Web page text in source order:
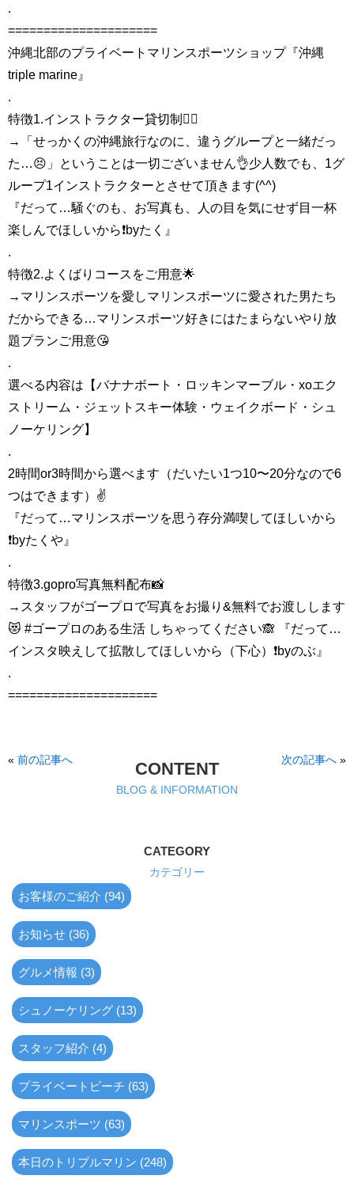
.
=====================
沖縄北部のプライベートマリンスポーツショップ『沖縄
triple marine』
.
特徴1.インストラクター貸切制🏄‍♀️
→「せっかくの沖縄旅行なのに、違うグループと一緒だっ
た…😣」ということは一切ございません👌少人数でも、1グ
ループ1インストラクターとさせて頂きます(^^)
『だって…騒ぐのも、お写真も、人の目を気にせず目一杯
楽しんでほしいから❗️byたく』
.
特徴2.よくばりコースをご用意🌟
→マリンスポーツを愛しマリンスポーツに愛された男たち
だからできる…マリンスポーツ好きにはたまらないやり放
題プランご用意😘
.
選べる内容は【バナナボート・ロッキンマーブル・xoエク
ストリーム・ジェットスキー体験・ウェイクボード・シュ
ノーケリング】
.
2時間or3時間から選べます（だいたい1つ10〜20分なので6
つはできます）✌️
『だって…マリンスポーツを思う存分満喫してほしいから
❗️byたくや』
.
特徴3.gopro写真無料配布📸
→スタッフがゴープロで写真をお撮り&無料でお渡しします
😻 #ゴープロのある生活 しちゃってください🙈 『だって…
インスタ映えして拡散してほしいから（下心）❗️byのぶ』
.
=====================
« 前の記事へ 次の記事へ »
CONTENT
BLOG & INFORMATION
CATEGORY
カテゴリー
お客様のご紹介 (94)
お知らせ (36)
グルメ情報 (3)
シュノーケリング (13)
スタッフ紹介 (4)
プライベートビーチ (63)
マリンスポーツ (63)
本日のトリプルマリン (248)